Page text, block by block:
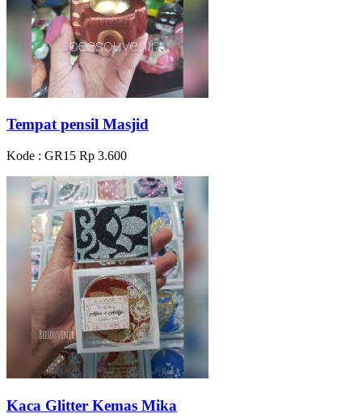
Tempat pensil Masjid
Kode : GR15 Rp 3.600
Kaca Glitter Kemas Mika